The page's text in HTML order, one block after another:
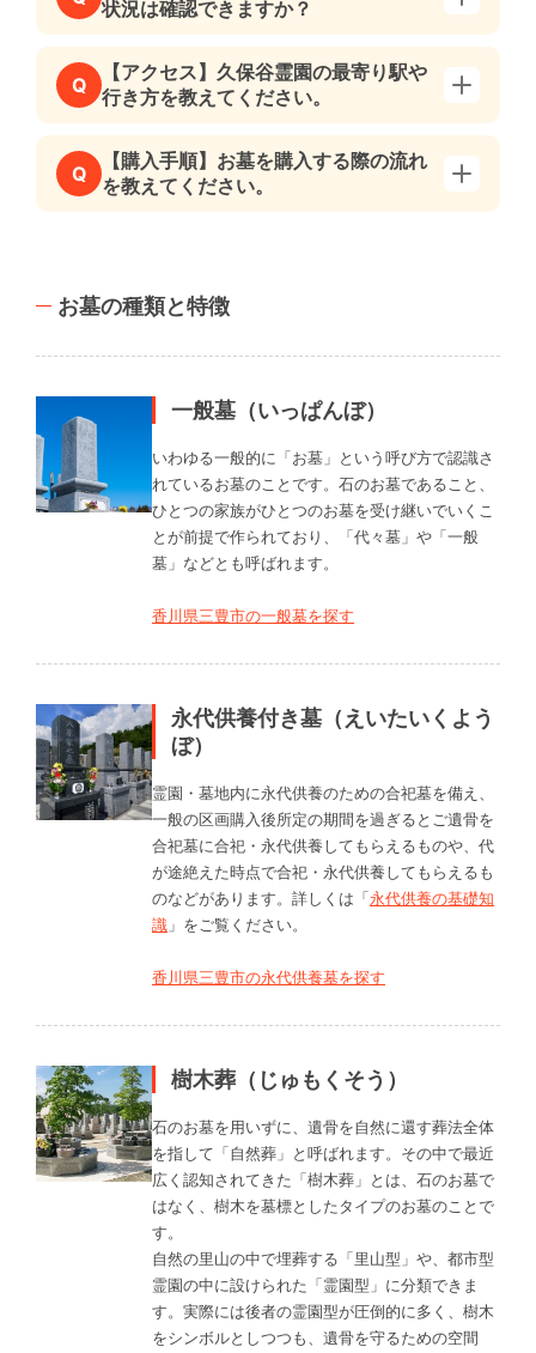
状況は確認できますか？
Q
【アクセス】久保谷霊園の最寄り駅や
行き方を教えてください。
Q
【購入手順】お墓を購入する際の流れ
を教えてください。
お墓の種類と特徴
一般墓（いっぱんぼ）
いわゆる一般的に「お墓」という呼び方で認識さ
れているお墓のことです。石のお墓であること、
ひとつの家族がひとつのお墓を受け継いでいくこ
とが前提で作られており、「代々墓」や「一般
墓」などとも呼ばれます。
香川県三豊市の一般墓を探す
永代供養付き墓（えいたいくよう
ぼ）
霊園・墓地内に永代供養のための合祀墓を備え、
一般の区画購入後所定の期間を過ぎるとご遺骨を
合祀墓に合祀・永代供養してもらえるものや、代
が途絶えた時点で合祀・永代供養してもらえるも
のなどがあります。詳しくは「永代供養の基礎知
識 」をご覧ください。
香川県三豊市の永代供養墓を探す
樹木葬（じゅもくそう）
石のお墓を用いずに、遺骨を自然に還す葬法全体
を指して「自然葬」と呼ばれます。その中で最近
広く認知されてきた「樹木葬」とは、石のお墓で
はなく、樹木を墓標としたタイプのお墓のことで
す。
自然の里山の中で埋葬する「里山型」や、都市型
霊園の中に設けられた「霊園型」に分類できま
す。実際には後者の霊園型が圧倒的に多く、樹木
をシンボルとしつつも、遺骨を守るための空間